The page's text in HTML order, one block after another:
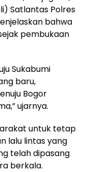
Satlantas Polres
bahwa
pembukaan
Sukabumi
baru,
Bogor
ujarnya.
untuk tetap
lalu lintas yang
telah dipasang
berkala.